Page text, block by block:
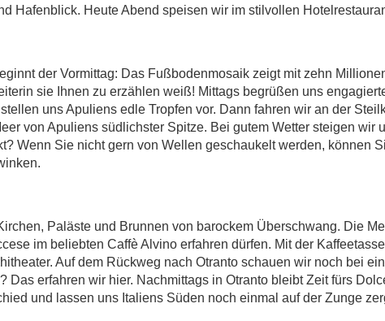
Hafenblick. Heute Abend speisen wir im stilvollen
der Vormittag: Das Fußbodenmosaik zeigt mit zehn
sie Ihnen zu erzählen weiß! Mittags begrüßen uns
uns Apuliens edle Tropfen vor. Dann fahren wir an der
von Apuliens südlichster Spitze. Bei gutem Wetter steigen wir
Wenn Sie nicht gern von Wellen geschaukelt werden, können
Paläste und Brunnen von barockem Überschwang. Die
im beliebten Caffè Alvino erfahren dürfen. Mit der
Auf dem Rückweg nach Otranto schauen wir noch bei
Das erfahren wir hier. Nachmittags in Otranto bleibt Zeit fürs
und lassen uns Italiens Süden noch einmal auf der Zunge